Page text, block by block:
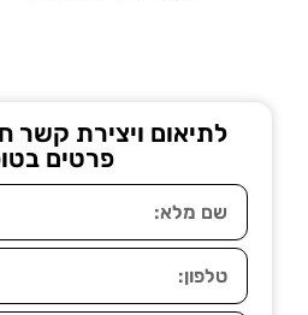
לתיאום ויצירת קשר
פרטים